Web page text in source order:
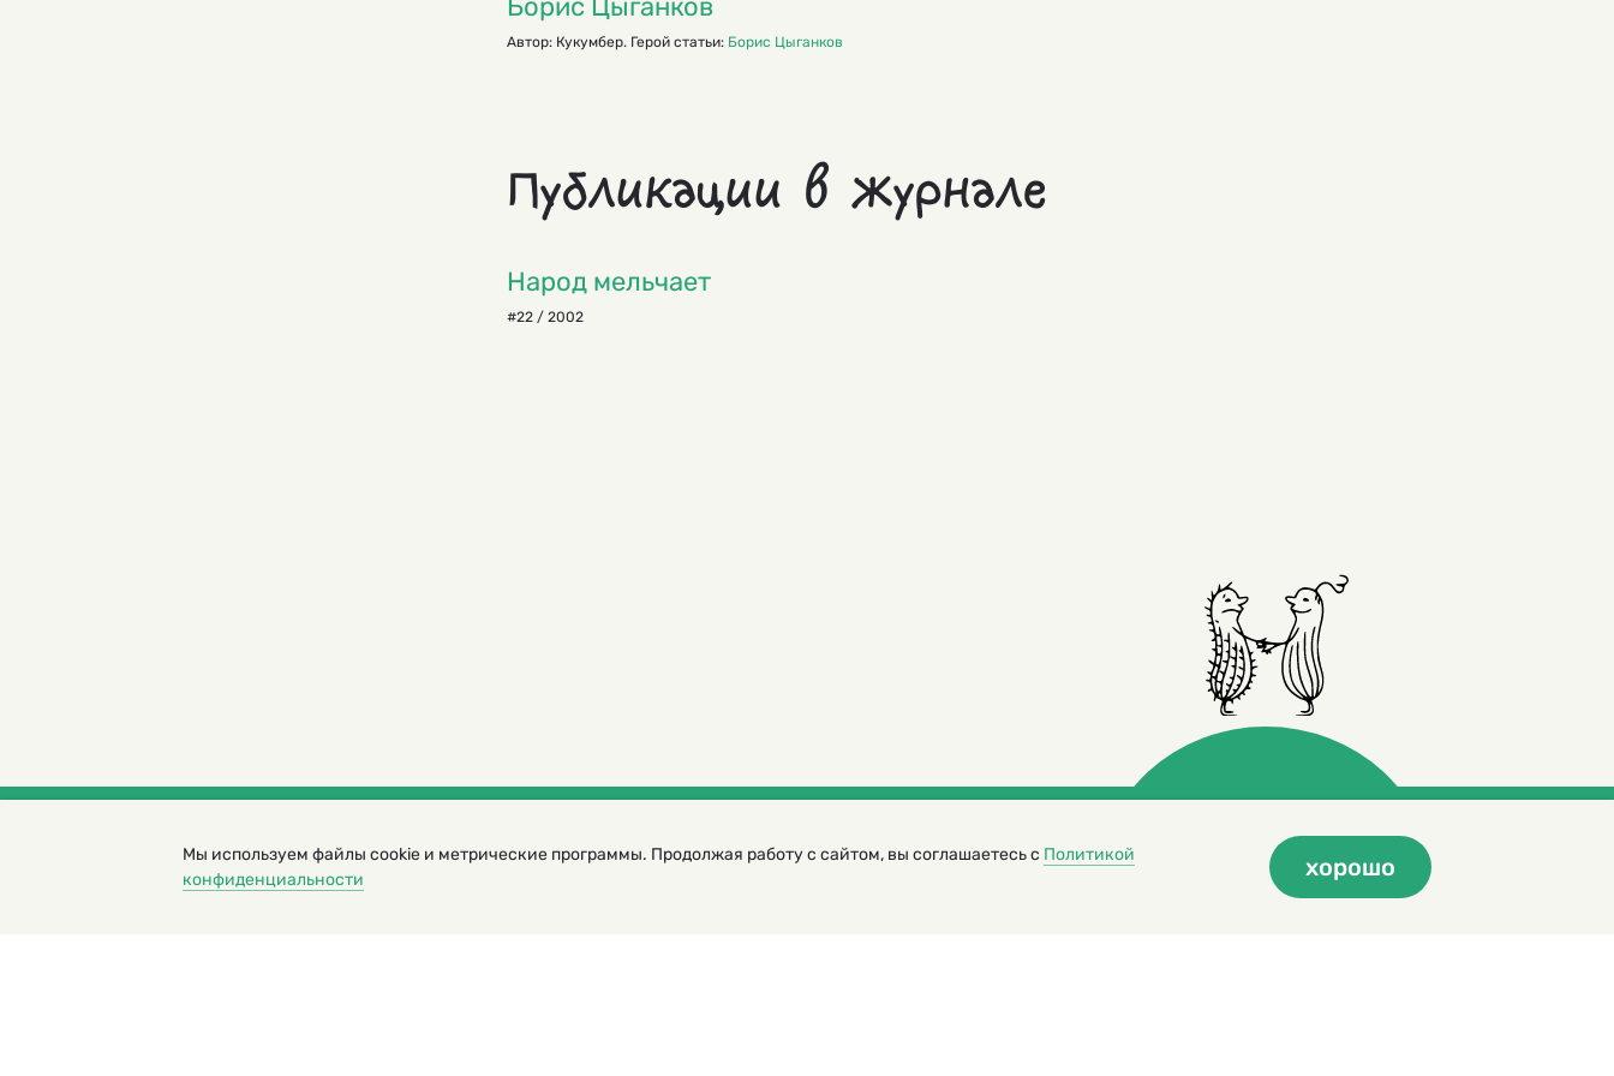
Борис Цыганков
Автор: Кукумбер. Герой статьи: Борис Цыганков
Публикации в журнале
Народ мельчает
#22 / 2002
© 2000 – 2026. Кукумбер. Литературный иллюстрированный журнал для детей
Копирование материалов возможно только с разрешения редакторов сайта
Мы используем файлы cookie и метрические программы. Продолжая работу с сайтом, вы соглашаетесь с Политикой
конфиденциальности
хорошо